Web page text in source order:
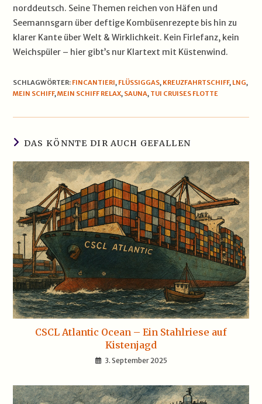
norddeutsch. Seine Themen reichen von Häfen und
Seemannsgarn über deftige Kombüsenrezepte bis hin zu
klarer Kante über Welt & Wirklichkeit. Kein Firlefanz, kein
Weichspüler – hier gibt’s nur Klartext mit Küstenwind.
SCHLAGWÖRTER: FINCANTIERI, FLÜSSIGGAS, KREUZFAHRTSCHIFF, LNG,
MEIN SCHIFF, MEIN SCHIFF RELAX, SAUNA, TUI CRUISES FLOTTE
DAS KÖNNTE DIR AUCH GEFALLEN
CSCL Atlantic Ocean – Ein Stahlriese auf
Kistenjagd
3. September 2025